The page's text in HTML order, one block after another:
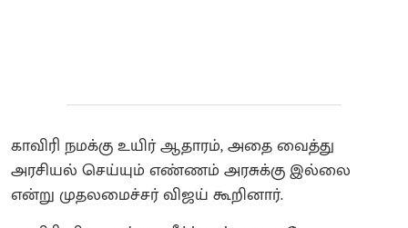
காவிரி நமக்கு உயிர் ஆதாரம், அதை வைத்து
அரசியல் செய்யும் எண்ணம் அரசுக்கு இல்லை
என்று முதலமைச்சர் விஜய் கூறினார்.